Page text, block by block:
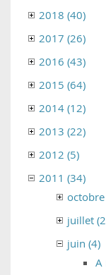
2018 (40)
2017 (26)
2016 (43)
2015 (64)
2014 (12)
2013 (22)
2012 (5)
2011 (34)
octobre
juillet
juin (4)
A